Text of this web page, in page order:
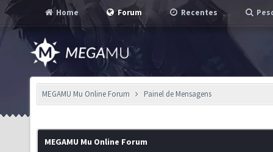
Home Forum Recentes
MEGAMU Mu Online Forum Painel de Mensagens
MEGAMU Mu Online Forum